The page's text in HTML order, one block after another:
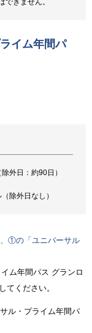
できません。
イム年間パ
外日：約90日）
除外日なし）
①の「ユニバーサル
ム年間パス グランロ
てください。
ル・プライム年間パ